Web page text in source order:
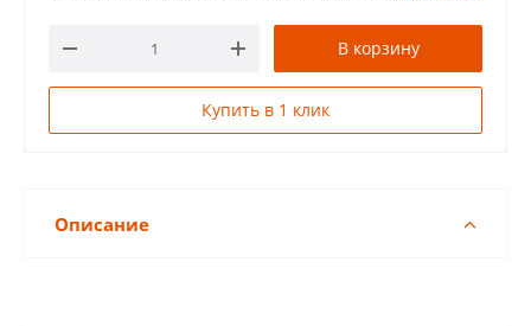
В корзину
Купить в 1 клик
Описание